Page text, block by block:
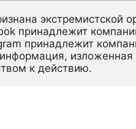
экстремистской
принадлежит
принадлежит
изложенная
к действию.